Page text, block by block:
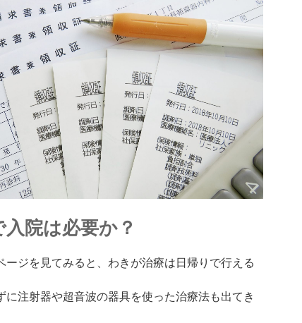
院は必要か？
ージを見てみると、わきが治療は日帰りで行える
に注射器や超音波の器具を使った治療法も出てき